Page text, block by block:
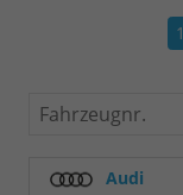
1
Fahrzeugnr.
Audi